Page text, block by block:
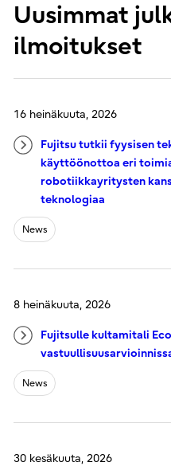
Uusimmat
ilmoitukset
16 heinäkuuta, 2026
Fujitsu tutkii fyysisen
käyttöönottoa eri
robotiikkayritysten
teknologiaa
News
8 heinäkuuta, 2026
Fujitsulle kultamitali
News
30 kesäkuuta, 2026